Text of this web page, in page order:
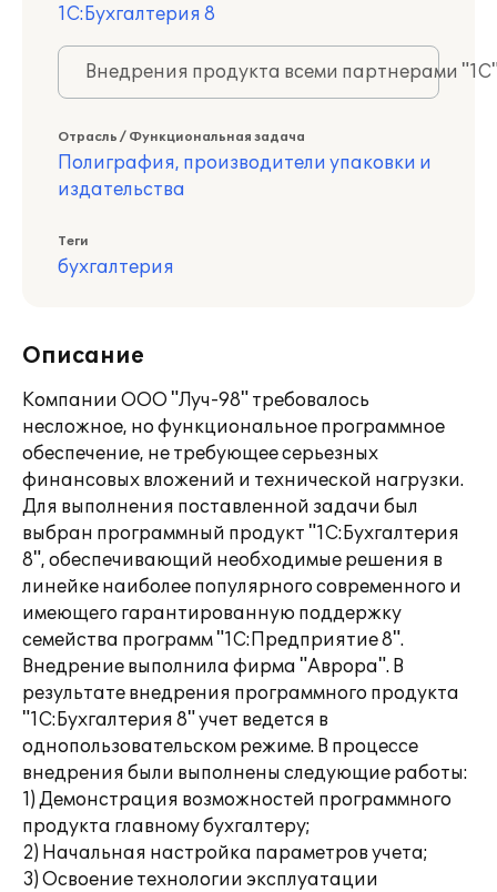
1С:Бухгалтерия 8
Внедрения продукта всеми партнерами
Отрасль / Функциональная задача
Полиграфия, производители упаковки и
издательства
Теги
бухгалтерия
Описание
Компании ООО "Луч-98" требовалось
несложное, но функциональное программное
обеспечение, не требующее серьезных
финансовых вложений и технической нагрузки.
Для выполнения поставленной задачи был
выбран программный продукт "1С:Бухгалтерия
8", обеспечивающий необходимые решения в
линейке наиболее популярного современного и
имеющего гарантированную поддержку
семейства программ "1С:Предприятие 8".
Внедрение выполнила фирма "Аврора". В
результате внедрения программного продукта
"1С:Бухгалтерия 8" учет ведется в
однопользовательском режиме. В процессе
внедрения были выполнены следующие работы:
1) Демонстрация возможностей программного
продукта главному бухгалтеру;
2) Начальная настройка параметров учета;
3) Освоение технологии эксплуатации